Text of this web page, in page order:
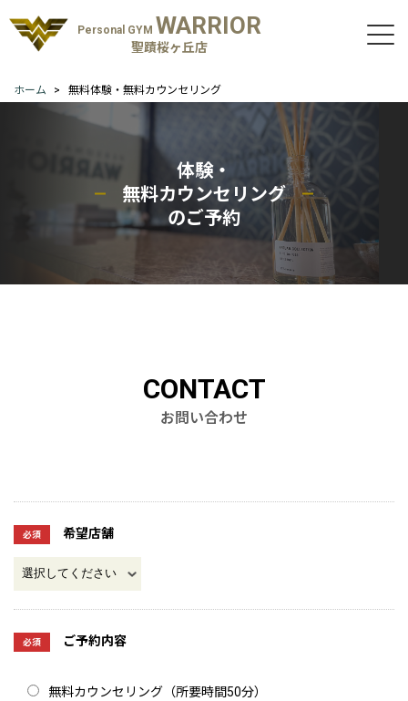
Personal GYM WARRIOR
聖蹟桜ヶ丘店
ホーム 無料体験・無料カウンセリング
体験・
無料カウンセリング
のご予約
CONTACT
お問い合わせ
必須 希望店舗
必須 ご予約内容
無料カウンセリング（所要時間50分）